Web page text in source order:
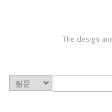
The design